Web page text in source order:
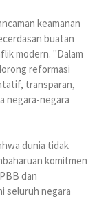
keamanan
buatan
modern. "Dalam
reformasi
transparan,
negara-negara
dunia tidak
komitmen
dan
seluruh negara